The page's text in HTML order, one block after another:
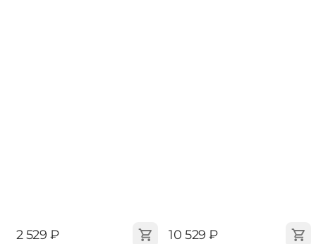
‍2 529‍ ₽ ‍10 529‍ ₽